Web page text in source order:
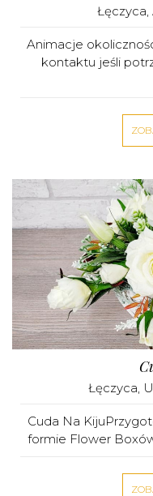
Łęczyca,
Animacje
kontaktu jeśli
Łęczyca,
Cuda Na
formie Flower